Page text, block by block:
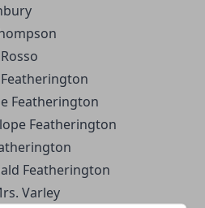
Featherington
Featherington
Featherington
Varley